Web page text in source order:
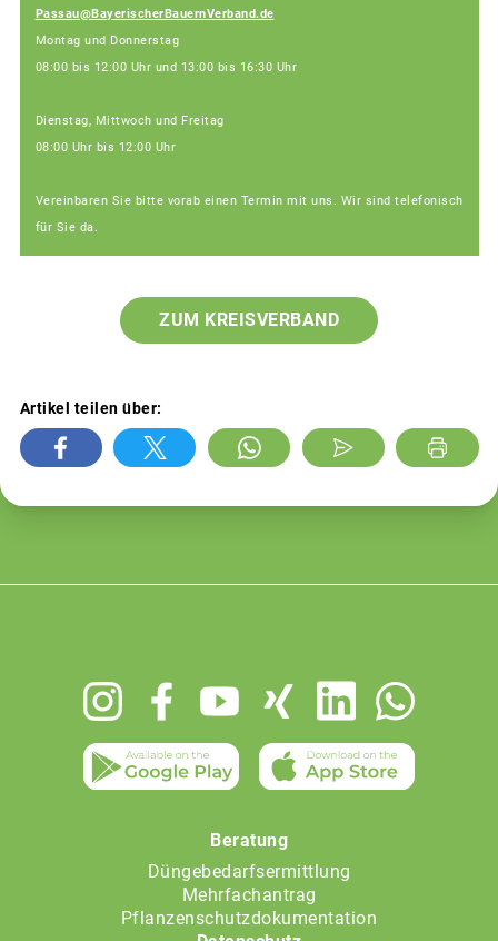
Passau@BayerischerBauernVerband.de
Montag und Donnerstag
08:00 bis 12:00 Uhr und 13:00 bis 16:30 Uhr
Dienstag, Mittwoch und Freitag
08:00 Uhr bis 12:00 Uhr
Vereinbaren Sie bitte vorab einen Termin mit uns. Wir sind telefonisch
für Sie da.
ZUM KREISVERBAND
Artikel teilen über:
Beratung
Düngebedarfsermittlung
Mehrfachantrag
Pflanzenschutzdokumentation